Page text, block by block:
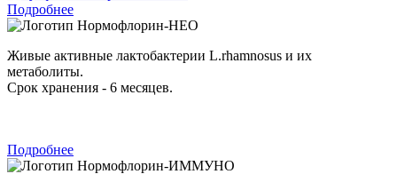
Подробнее
Нормофлорин-НЕО
Живые активные лактобактерии L.rhamnosus и их
метаболиты.
Срок хранения - 6 месяцев.
Подробнее
Нормофлорин-ИММУНО